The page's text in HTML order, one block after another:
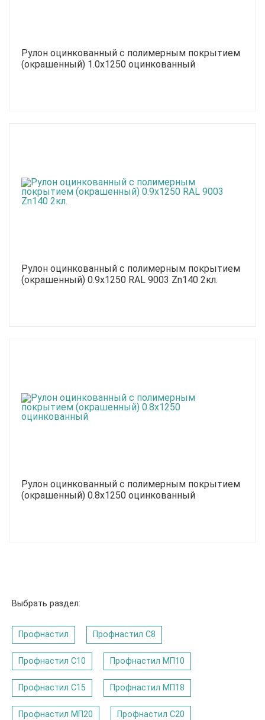
Рулон оцинкованный с полимерным покрытием
(окрашенный) 1.0x1250 оцинкованный
Рулон оцинкованный с полимерным покрытием
(окрашенный) 0.9x1250 RAL 9003 Zn140 2кл.
Рулон оцинкованный с полимерным покрытием
(окрашенный) 0.8x1250 оцинкованный
Выбрать раздел:
Профнастил Профнастил C8
Профнастил С10 Профнастил МП10
Профнастил С15 Профнастил МП18
Профнастил МП20 Профнастил С20